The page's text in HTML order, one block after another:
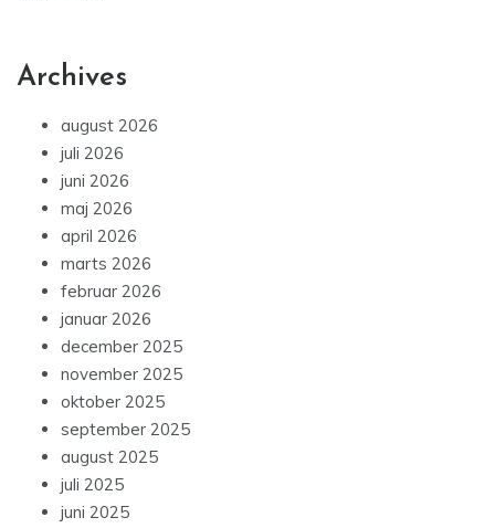
Archives
august 2026
juli 2026
juni 2026
maj 2026
april 2026
marts 2026
februar 2026
januar 2026
december 2025
november 2025
oktober 2025
september 2025
august 2025
juli 2025
juni 2025